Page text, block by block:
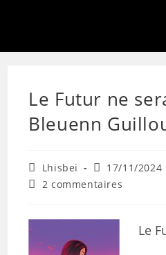
Le Futur ne
Bleuenn
Lhisbei 17/11/2024
2 commentaires
Le